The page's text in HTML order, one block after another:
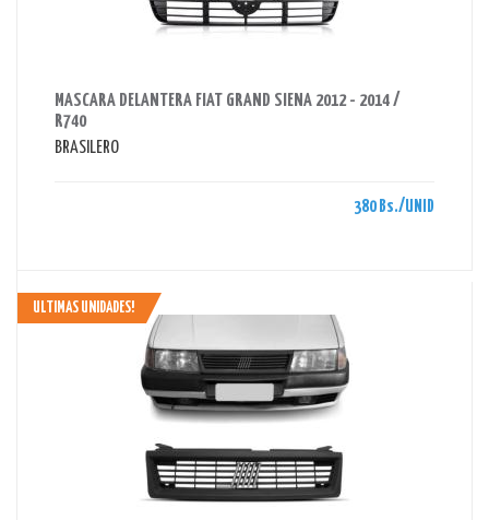
MASCARA DELANTERA FIAT GRAND SIENA 2012 - 2014 /
R740
BRASILERO
380 Bs./UNID
ULTIMAS UNIDADES!